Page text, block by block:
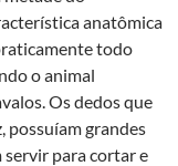
anatômica
todo
o animal
Os dedos que
possuíam grandes
servir para cortar e